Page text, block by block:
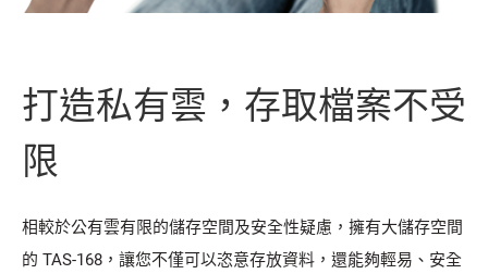
打造私有雲，存取檔案不受
限
相較於公有雲有限的儲存空間及安全性疑慮，擁有大儲存空間
的 TAS-168，讓您不僅可以恣意存放資料，還能夠輕易、安全